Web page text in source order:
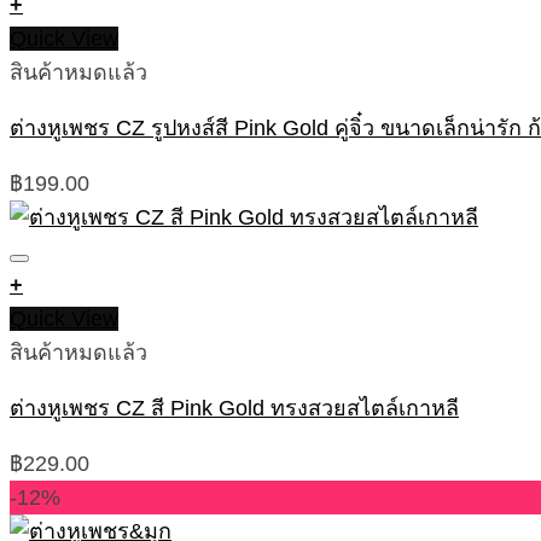
+
สินค้าหมดแล้ว
ต่างหูเพชร CZ รูปหงส์สี Pink Gold คู่จิ๋ว ขนาดเล็กน่ารัก
฿199.00
+
สินค้าหมดแล้ว
ต่างหูเพชร CZ สี Pink Gold ทรงสวยสไตล์เกาหลี
฿229.00
-12%